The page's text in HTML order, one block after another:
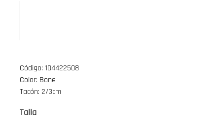
Código: 104422508
Color: Bone
Tacón: 2/3cm
Talla